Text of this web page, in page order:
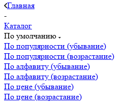
Главная
-
Каталог
По умолчанию
По популярности (убывание)
По популярности (возрастание)
По алфавиту (убывание)
По алфавиту (возрастание)
По цене (убывание)
По цене (возрастание)